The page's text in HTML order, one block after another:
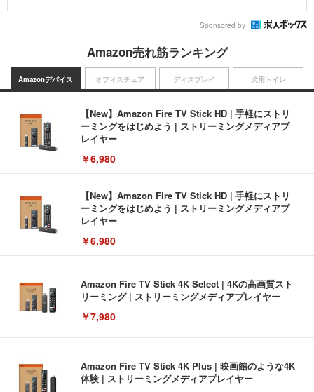
Sponsored by
Amazon売れ筋ランキング
Amazonデバイス
【New】Amazon Fire TV Stick HD | 手軽にストリ
ーミングをはじめよう | ストリーミングメディアプ
レイヤー
￥6,980
【New】Amazon Fire TV Stick HD | 手軽にストリ
ーミングをはじめよう | ストリーミングメディアプ
レイヤー
￥6,980
Amazon Fire TV Stick 4K Select | 4Kの高画質スト
リーミング | ストリーミングメディアプレイヤー
￥7,980
Amazon Fire TV Stick 4K Plus | 映画館のような4K
体験 | ストリーミングメディアプレイヤー
オフィスチェア ディスプレイ 犬用トイレ